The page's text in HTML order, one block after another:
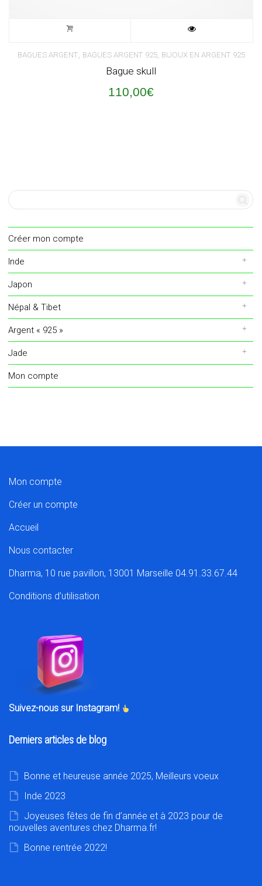
BAGUES ARGENT, BAGUES ARGENT 925, BIJOUX EN ARGENT 925
Bague skull
110,00€
Créer mon compte
Inde
Japon
Népal & Tibet
Argent « 925 »
Jade
Mon compte
Mon compte
Créer un compte
Accueil
Nous contacter
Dharma, 10 rue pavillon, 13001 Marseille 04.91.33.67.44
Conditions d’utilisation
Suivez-nous sur Instagram!
Derniers articles de blog
Bonne et heureuse année 2025, Meilleurs voeux
Inde 2023
Joyeuses fêtes de fin d’année et à 2023 pour de
nouvelles aventures chez Dharma.fr!
Bonne rentrée 2022!